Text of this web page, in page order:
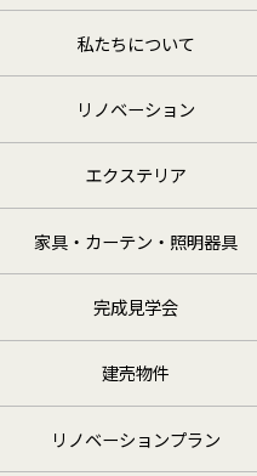
私たちについて
リノベーション
エクステリア
家具・カーテン・照明器具
完成見学会
建売物件
リノベーションプラン